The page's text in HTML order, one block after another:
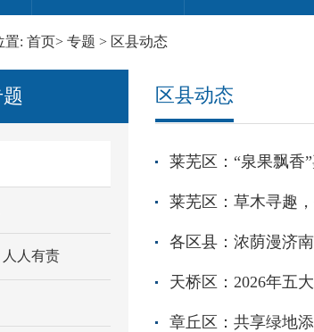
置: 首页> 专题 > 区县动态
人有责
区县动态
莱芜区：“泉果飘
莱芜区：草木寻趣
各区县：浓荫漫济
天桥区：2026年五
章丘区：共享绿地